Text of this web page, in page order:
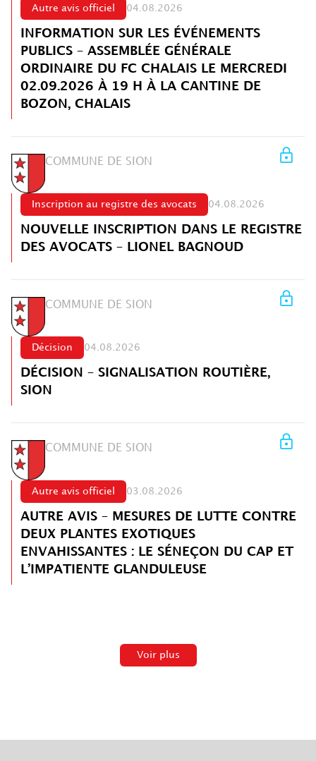
Autre avis officiel 04.08.2026
INFORMATION SUR LES ÉVÉNEMENTS
PUBLICS – ASSEMBLÉE GÉNÉRALE
ORDINAIRE DU FC CHALAIS LE MERCREDI
02.09.2026 À 19 H À LA CANTINE DE
BOZON, CHALAIS
COMMUNE DE SION
Inscription au registre des avocats 04.08.2026
NOUVELLE INSCRIPTION DANS LE REGISTRE
DES AVOCATS – LIONEL BAGNOUD
COMMUNE DE SION
Décision 04.08.2026
DÉCISION – SIGNALISATION ROUTIÈRE,
SION
COMMUNE DE SION
Autre avis officiel 03.08.2026
AUTRE AVIS – MESURES DE LUTTE CONTRE
DEUX PLANTES EXOTIQUES
ENVAHISSANTES : LE SÉNEÇON DU CAP ET
L’IMPATIENTE GLANDULEUSE
Voir plus